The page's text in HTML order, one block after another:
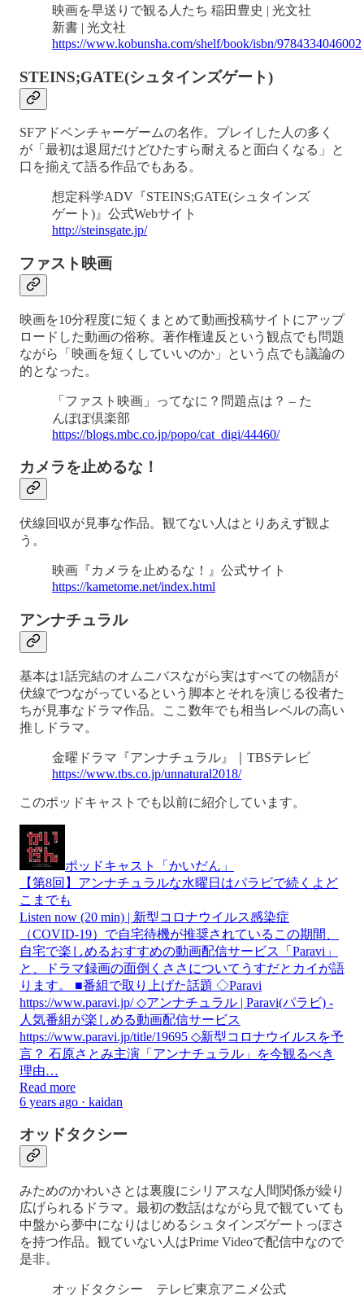
映画を早送りで観る人たち 稲田豊史 | 光文社
新書 | 光文社
https://www.kobunsha.com/shelf/book/isbn/9784334046002
STEINS;GATE(シュタインズゲート)
SFアドベンチャーゲームの名作。プレイした人の多く
が「最初は退屈だけどひたすら耐えると面白くなる」と
口を揃えて語る作品でもある。
想定科学ADV『STEINS;GATE(シュタインズ
ゲート)』公式Webサイト
http://steinsgate.jp/
ファスト映画
映画を10分程度に短くまとめて動画投稿サイトにアップ
ロードした動画の俗称。著作権違反という観点でも問題
ながら「映画を短くしていいのか」という点でも議論の
的となった。
「ファスト映画」ってなに？問題点は？ – た
んぽぽ倶楽部
https://blogs.mbc.co.jp/popo/cat_digi/44460/
カメラを止めるな！
伏線回収が見事な作品。観てない人はとりあえず観よ
う。
映画『カメラを止めるな！』公式サイト
https://kametome.net/index.html
アンナチュラル
基本は1話完結のオムニバスながら実はすべての物語が
伏線でつながっているという脚本とそれを演じる役者た
ちが見事なドラマ作品。ここ数年でも相当レベルの高い
推しドラマ。
金曜ドラマ『アンナチュラル』｜TBSテレビ
https://www.tbs.co.jp/unnatural2018/
このポッドキャストでも以前に紹介しています。
ポッドキャスト「かいだん」
【第8回】アンナチュラルな水曜日はパラビで続くよど
こまでも
Listen now (20 min) | 新型コロナウイルス感染症
（COVID-19）で自宅待機が推奨されているこの期間、
自宅で楽しめるおすすめの動画配信サービス「Paravi」
と、ドラマ録画の面倒くささについてうすだとカイが語
ります。 ■番組で取り上げた話題 ◇Paravi
https://www.paravi.jp/ ◇アンナチュラル | Paravi(パラビ) -
人気番組が楽しめる動画配信サービス
https://www.paravi.jp/title/19695 ◇新型コロナウイルスを予
言？ 石原さとみ主演「アンナチュラル」を今観るべき
理由…
Read more
6 years ago · kaidan
オッドタクシー
みためのかわいさとは裏腹にシリアスな人間関係が繰り
広げられるドラマ。最初の数話はながら見で観ていても
中盤から夢中になりはじめるシュタインズゲートっぽさ
を持つ作品。観ていない人はPrime Videoで配信中なので
是非。
オッドタクシー テレビ東京アニメ公式